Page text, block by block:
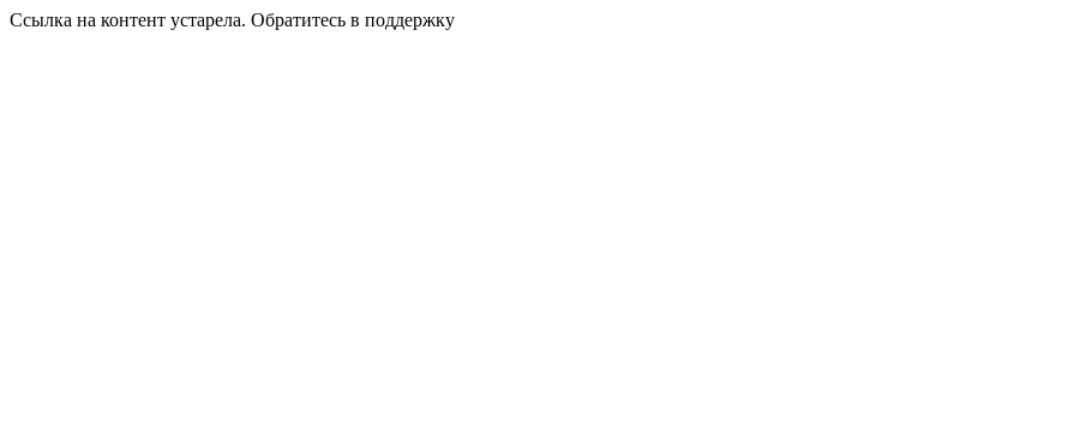
Ссылка на контент устарела. Обратитесь в поддержку